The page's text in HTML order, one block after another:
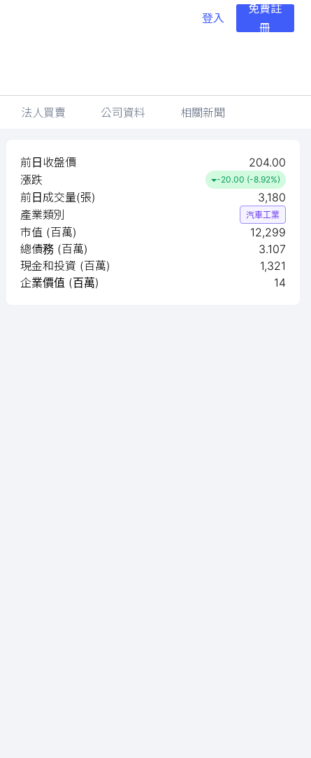
登入
免費註
冊
法人買賣 公司資料 相關新聞
前日收盤價
204.00
漲跌
-20.00 (-8.92%)
前日成交量(張)
3,180
產業類別
汽車工業
市值 (百萬)
12,299
總債務 (百萬)
3.107
現金和投資 (百萬)
1,321
企業價值 (百萬)
14